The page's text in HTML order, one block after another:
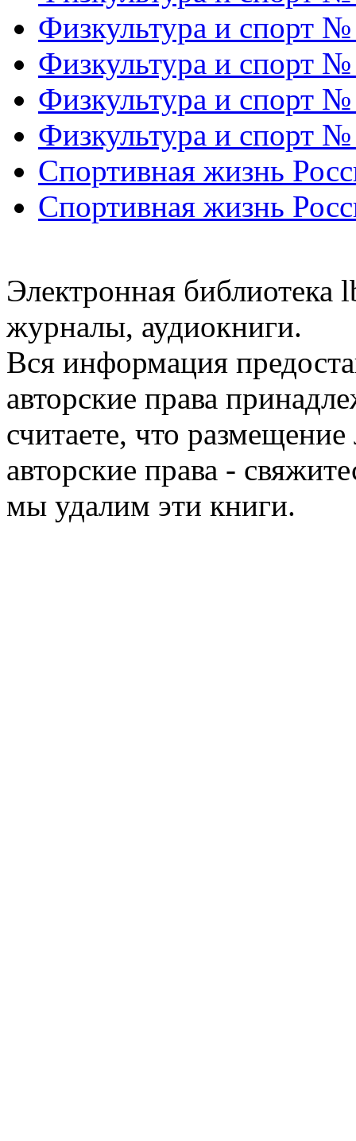
Физкультура и спорт
Физкультура и спорт
Физкультура и спорт
Физкультура и спорт
Спортивная жизнь
Спортивная жизнь
Электронная библиотека
журналы, аудиокниги.
Вся информация
авторские права
считаете, что
авторские права -
мы удалим эти книги.